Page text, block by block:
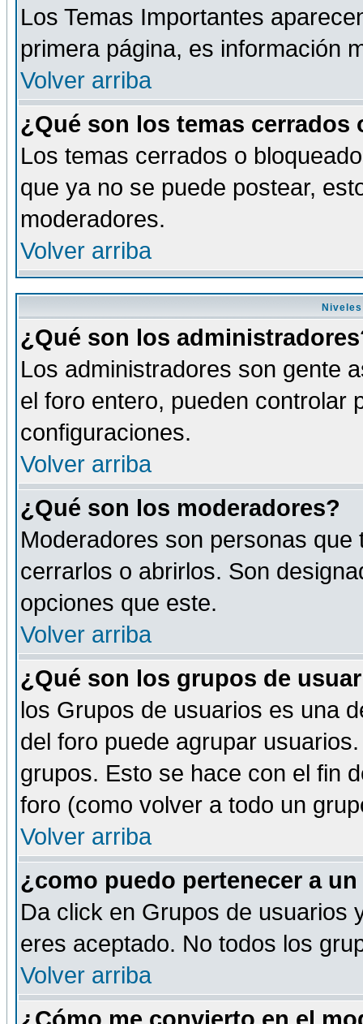
Los Temas Importantes
primera página, es información
Volver arriba
¿Qué son los temas cerrados
Los temas cerrados o
que ya no se puede postear,
moderadores.
Volver arriba
¿Qué son los
Los administradores son gente
el foro entero, pueden controlar
configuraciones.
Volver arriba
¿Qué son los moderadores?
Moderadores son personas
cerrarlos o abrirlos. Son
opciones que este.
Volver arriba
¿Qué son los grupos de
los Grupos de usuarios es una
del foro puede agrupar
grupos. Esto se hace con el fin
foro (como volver a todo un
Volver arriba
¿como puedo pertenecer a
Da click en Grupos de usuarios
eres aceptado. No todos los
Volver arriba